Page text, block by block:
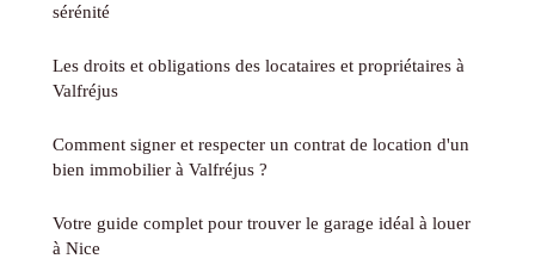
sérénité
Les droits et obligations des locataires et propriétaires à
Valfréjus
Comment signer et respecter un contrat de location d'un
bien immobilier à Valfréjus ?
Votre guide complet pour trouver le garage idéal à louer
à Nice